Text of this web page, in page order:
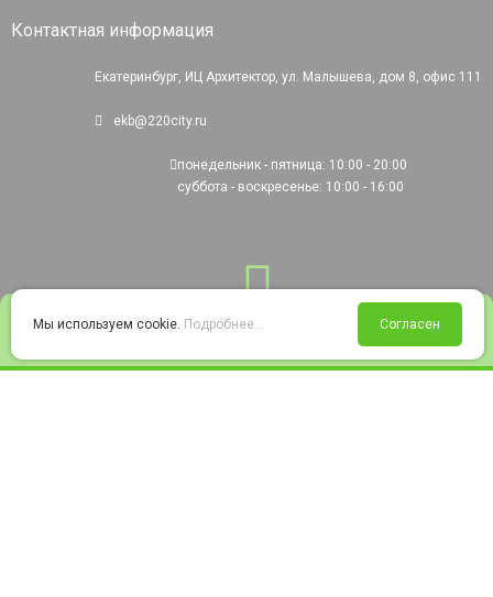
Войти Избранное Корзина
Контактная информация
Екатеринбург, ИЦ Архитектор, ул. Малышева, дом 8, офис 111
ekb@220city.ru
понедельник - пятница: 10:00 - 20:00
суббота - воскресенье: 10:00 - 16:00
Мы используем cookie. Подробнее... Согласен